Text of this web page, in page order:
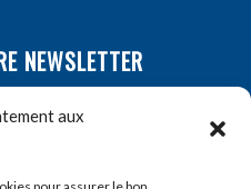
aux
NEWSLETTER